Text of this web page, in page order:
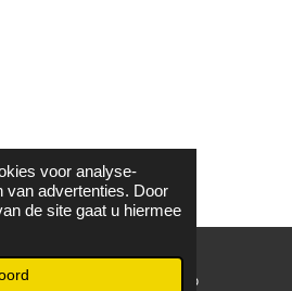
voor analyse-
van advertenties. Door
de site gaat u hiermee
WhatsApp